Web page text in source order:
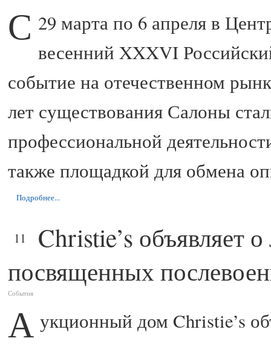
С 29 марта по 6 апреля в
весенний XXXVI
событие на отечественном
лет существования Салоны
профессиональной
также площадкой для обмена
Подробнее...
11
Christie’s объявляет
посвященных
События
А укционный дом Christie’s